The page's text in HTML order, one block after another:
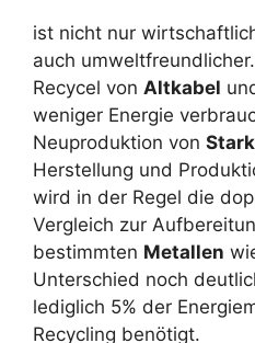
ist nicht nur
auch
Recycel von Altkabel
weniger Energie
Neuproduktion von
Herstellung und
wird in der Regel die
Vergleich zur
bestimmten Metallen
Unterschied noch
lediglich 5% der
Recycling benötigt.